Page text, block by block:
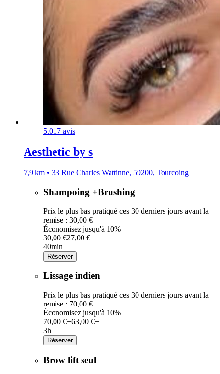
5.017 avis
Aesthetic by s
7,9 km • 33 Rue Charles Wattinne, 59200, Tourcoing
Shampoing +Brushing
Prix le plus bas pratiqué ces 30 derniers jours avant la
remise : 30,00 €
Économisez jusqu'à 10%
30,00 €27,00 €
40min
Réserver
Lissage indien
Prix le plus bas pratiqué ces 30 derniers jours avant la
remise : 70,00 €
Économisez jusqu'à 10%
70,00 €+63,00 €+
3h
Réserver
Brow lift seul